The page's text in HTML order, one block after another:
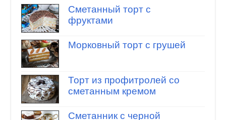
Сметанный торт с
фруктами
Морковный торт с грушей
Торт из профитролей со
сметанным кремом
Сметанник с черной